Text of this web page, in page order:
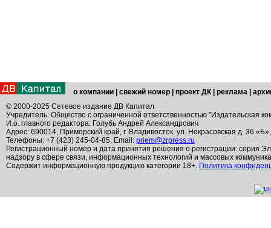
о компании свежий номер проект ДК реклама
© 2000-2025 Сетевое издание ДВ Капитал
Учредитель: Общество с ограниченной ответственностью "Издательская
И.о. главного редактора: Голубь Андрей Александрович
Адрес: 690014, Приморский край, г. Владивосток, ул. Некрасовская д. 36
Телефоны: +7 (423) 245-04-85; Email: priem@zrpress.ru
Регистрационный номер и дата принятия решения о регистрации: серия
надзору в сфере связи, информационных технологий и массовых
Содержит информационную продукцию категории 18+. Политика